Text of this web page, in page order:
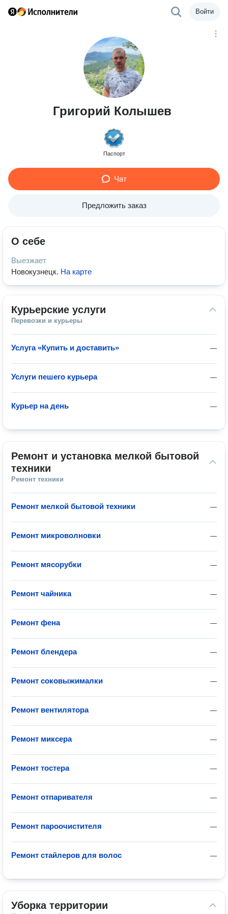
Войти
Григорий Колышев
Паспорт
Чат
Предложить заказ
О себе
Выезжает
Новокузнецк. На карте
Курьерские услуги
Перевозки и курьеры
—
Услуга «Купить и доставить»
—
Услуги пешего курьера
—
Курьер на день
Ремонт и установка мелкой бытовой
техники
Ремонт техники
—
Ремонт мелкой бытовой техники
—
Ремонт микроволновки
—
Ремонт мясорубки
—
Ремонт чайника
—
Ремонт фена
—
Ремонт блендера
—
Ремонт соковыжималки
—
Ремонт вентилятора
—
Ремонт миксера
—
Ремонт тостера
—
Ремонт отпаривателя
—
Ремонт пароочистителя
—
Ремонт стайлеров для волос
Уборка территории